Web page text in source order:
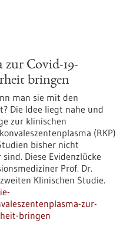
zur Covid-19-
bringen
man sie mit den
Die Idee liegt nahe und
zur klinischen
(RKP)
bisher nicht
Diese Evidenzlücke
Prof. Dr.
Klinischen Studie.
zur-
bringen